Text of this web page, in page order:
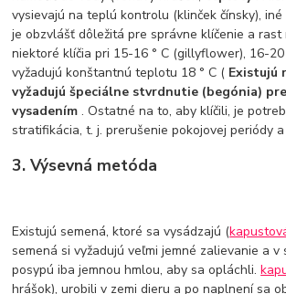
vysievajú na teplú kontrolu (klinček čínsky),
je obzvlášť dôležitá pre správne klíčenie a rast
niektoré klíčia pri 15-16 ° C (gillyflower), 16-20
vyžadujú konštantnú teplotu 18 ° C ( Existujú
vyžadujú špeciálne stvrdnutie (begónia)
vysadením. Ostatné na to, aby klíčili, je
stratifikácia, t. j. prerušenie pokojovej periódy
3. Výsevná metóda
Existujú semená, ktoré sa vysádzajú (
semená si vyžadujú veľmi jemné zalievanie a v
posypú iba jemnou hmlou, aby sa opláchli.
hrášok), urobili v zemi dieru a po naplnení sa